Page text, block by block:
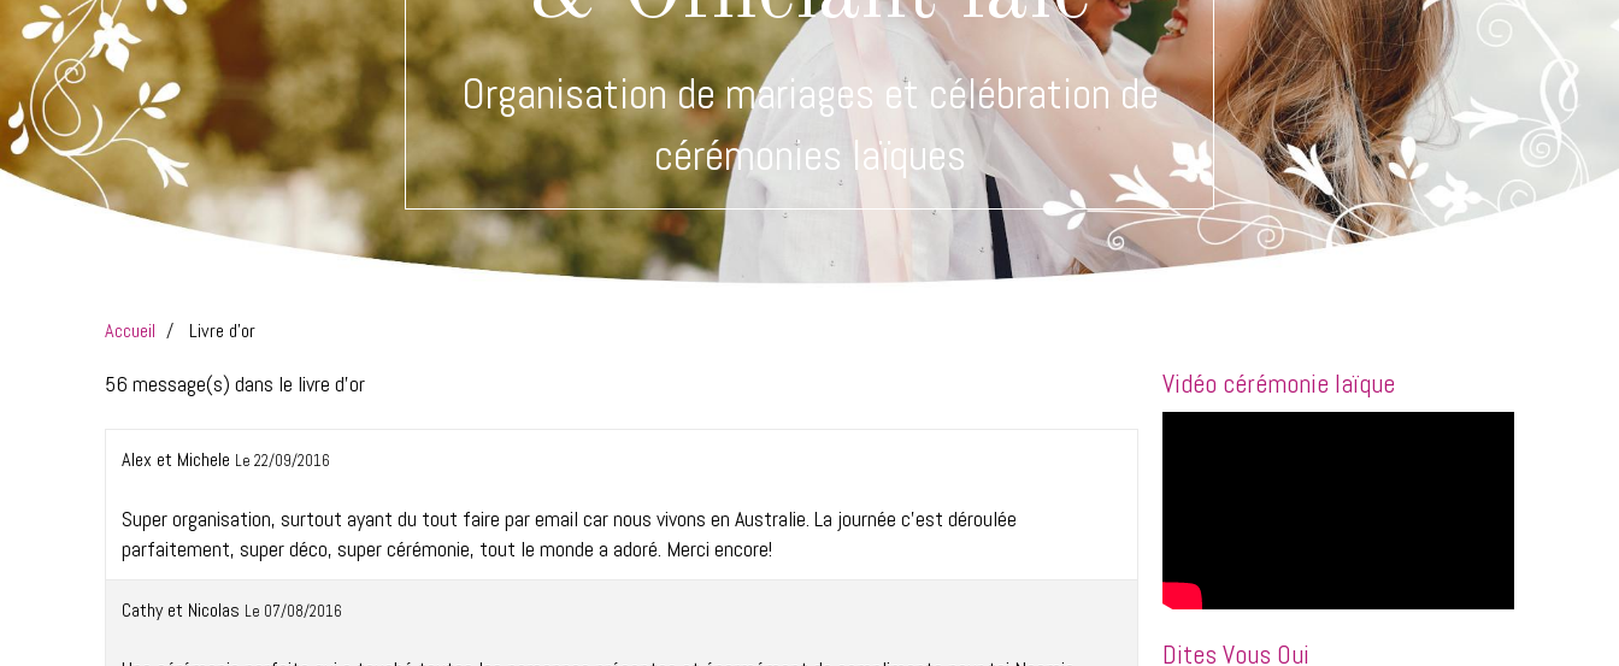
Organisation de mariages et célébration de
cérémonies laïques
Accueil Livre d'or
56 message(s) dans le livre d'or
Alex et Michele Le 22/09/2016
Super organisation, surtout ayant du tout faire par email car nous vivons en Australie. La journée c'est déroulée
parfaitement, super déco, super cérémonie, tout le monde a adoré. Merci encore!
Cathy et Nicolas Le 07/08/2016
Vidéo cérémonie laïque
Dites Vous Oui